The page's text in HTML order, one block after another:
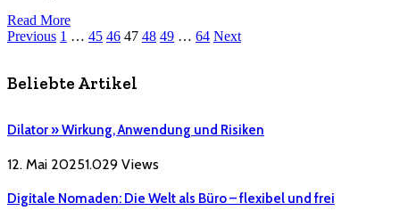
Read More
Previous 1 … 45 46 47 48 49 … 64 Next
Beliebte Artikel
Dilator » Wirkung, Anwendung und Risiken
12. Mai 20251.029 Views
Digitale Nomaden: Die Welt als Büro – flexibel und frei